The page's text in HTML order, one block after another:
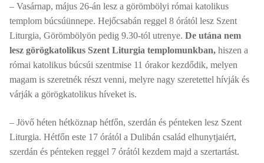
– Vasárnap, május 26-án lesz a görömbölyi római katolikus
templom búcsúünnepe. Hejőcsabán reggel 8 órától lesz Szent
Liturgia, Görömbölyön pedig 9.30-tól utrenye. De utána nem
lesz görögkatolikus Szent Liturgia templomunkban, hiszen a
római katolikus búcsúi szentmise 11 órakor kezdődik, melyen
magam is szeretnék részt venni, melyre nagy szeretettel hívják és
várják a görögkatolikus híveket is.
– Jövő héten hétköznap hétfőn, szerdán és pénteken lesz Szent
Liturgia. Hétfőn este 17 órától a Dulibán család elhunytjaiért,
szerdán és pénteken reggel 7 órától kezdem majd a szertartást.